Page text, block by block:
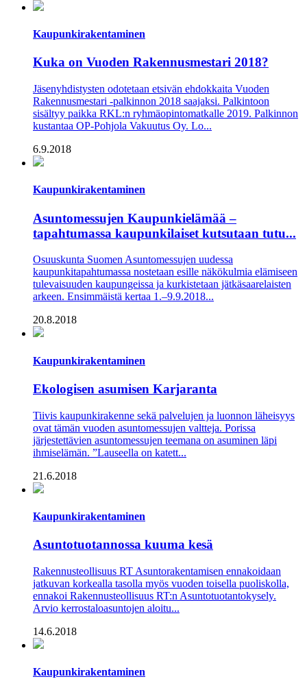
Kaupunkirakentaminen
Kuka on Vuoden Rakennusmestari 2018?
Jäsenyhdistysten odotetaan etsivän ehdokkaita Vuoden
Rakennusmestari -palkinnon 2018 saajaksi. Palkintoon
sisältyy paikka RKL:n ryhmäopintomatkalle 2019. Palkinnon
kustantaa OP-Pohjola Vakuutus Oy. Lo...
6.9.2018
Kaupunkirakentaminen
Asuntomessujen Kaupunkielämää –
tapahtumassa kaupunkilaiset kutsutaan tutu...
Osuuskunta Suomen Asuntomessujen uudessa
kaupunkitapahtumassa nostetaan esille näkökulmia elämiseen
tulevaisuuden kaupungeissa ja kurkistetaan jätkäsaarelaisten
arkeen. Ensimmäistä kertaa 1.–9.9.2018...
20.8.2018
Kaupunkirakentaminen
Ekologisen asumisen Karjaranta
Tiivis kaupunkirakenne sekä palvelujen ja luonnon läheisyys
ovat tämän vuoden asuntomessujen valtteja. Porissa
järjestettävien asuntomessujen teemana on asuminen läpi
ihmiselämän. ”Lauseella on katett...
21.6.2018
Kaupunkirakentaminen
Asuntotuotannossa kuuma kesä
Rakennusteollisuus RT Asuntorakentamisen ennakoidaan
jatkuvan korkealla tasolla myös vuoden toisella puoliskolla,
ennakoi Rakennusteollisuus RT:n Asuntotuotantokysely.
Arvio kerrostaloasuntojen aloitu...
14.6.2018
Kaupunkirakentaminen